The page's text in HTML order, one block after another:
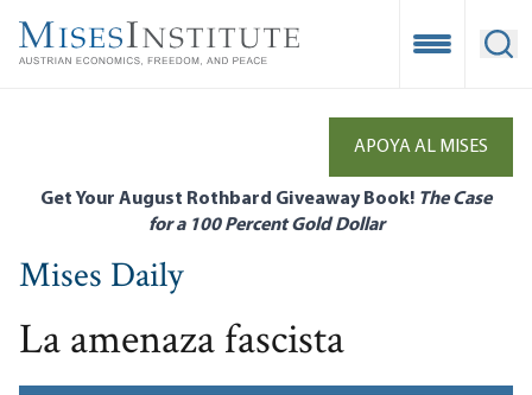
main
Open
APOYA AL MISES
Get Your August Rothbard Giveaway Book! The Case
for a 100 Percent Gold Dollar
Mises Daily
La amenaza fascista